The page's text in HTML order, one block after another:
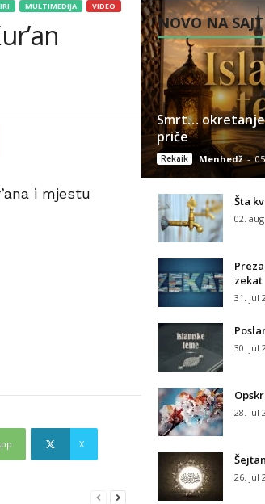
MULTIMEDIJA VIDEO
i mjestu
X
NOVO NA
Smrt…
priče
Rekaik Menhedž -
Šta
02.
zekat
31. jul
30. jul
28. jul
26. jul